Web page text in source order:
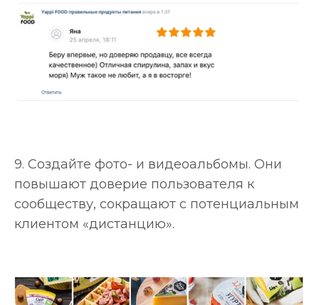
9. Создайте фото- и видеоальбомы. Они
повышают доверие пользователя к
сообществу, сокращают с потенциальным
клиентом «дистанцию».